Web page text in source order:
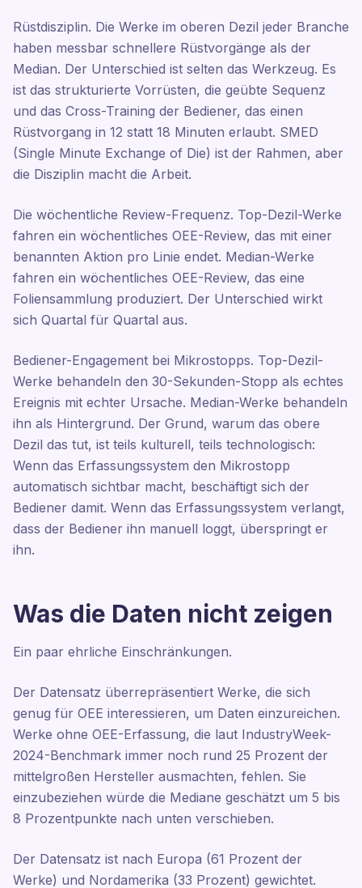
Rüstdisziplin. Die Werke im oberen Dezil jeder Branche
haben messbar schnellere Rüstvorgänge als der
Median. Der Unterschied ist selten das Werkzeug. Es
ist das strukturierte Vorrüsten, die geübte Sequenz
und das Cross-Training der Bediener, das einen
Rüstvorgang in 12 statt 18 Minuten erlaubt. SMED
(Single Minute Exchange of Die) ist der Rahmen, aber
die Disziplin macht die Arbeit.
Die wöchentliche Review-Frequenz. Top-Dezil-Werke
fahren ein wöchentliches OEE-Review, das mit einer
benannten Aktion pro Linie endet. Median-Werke
fahren ein wöchentliches OEE-Review, das eine
Foliensammlung produziert. Der Unterschied wirkt
sich Quartal für Quartal aus.
Bediener-Engagement bei Mikrostopps. Top-Dezil-
Werke behandeln den 30-Sekunden-Stopp als echtes
Ereignis mit echter Ursache. Median-Werke behandeln
ihn als Hintergrund. Der Grund, warum das obere
Dezil das tut, ist teils kulturell, teils technologisch:
Wenn das Erfassungssystem den Mikrostopp
automatisch sichtbar macht, beschäftigt sich der
Bediener damit. Wenn das Erfassungssystem verlangt,
dass der Bediener ihn manuell loggt, überspringt er
ihn.
Was die Daten nicht zeigen
Ein paar ehrliche Einschränkungen.
Der Datensatz überrepräsentiert Werke, die sich
genug für OEE interessieren, um Daten einzureichen.
Werke ohne OEE-Erfassung, die laut IndustryWeek-
2024-Benchmark immer noch rund 25 Prozent der
mittelgroßen Hersteller ausmachten, fehlen. Sie
einzubeziehen würde die Mediane geschätzt um 5 bis
8 Prozentpunkte nach unten verschieben.
Der Datensatz ist nach Europa (61 Prozent der
Werke) und Nordamerika (33 Prozent) gewichtet.